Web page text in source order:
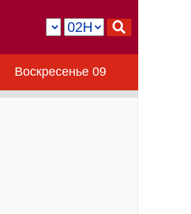
Воскресенье 09